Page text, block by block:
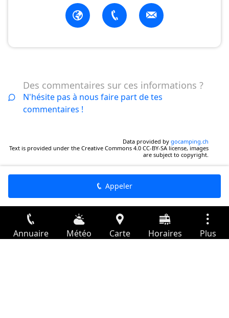
Des commentaires sur ces informations ?
N'hésite pas à nous faire part de tes
commentaires !
Data provided by gocamping.ch
Text is provided under the Creative Commons 4.0 CC-BY-SA license, images
are subject to copyright.
Appeler
Annuaire Météo Carte Horaires Plus